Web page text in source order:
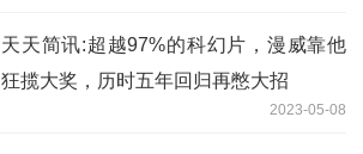
天天简讯:超越97%的科幻片，漫威靠他
狂揽大奖，历时五年回归再憋大招
2023-05-08